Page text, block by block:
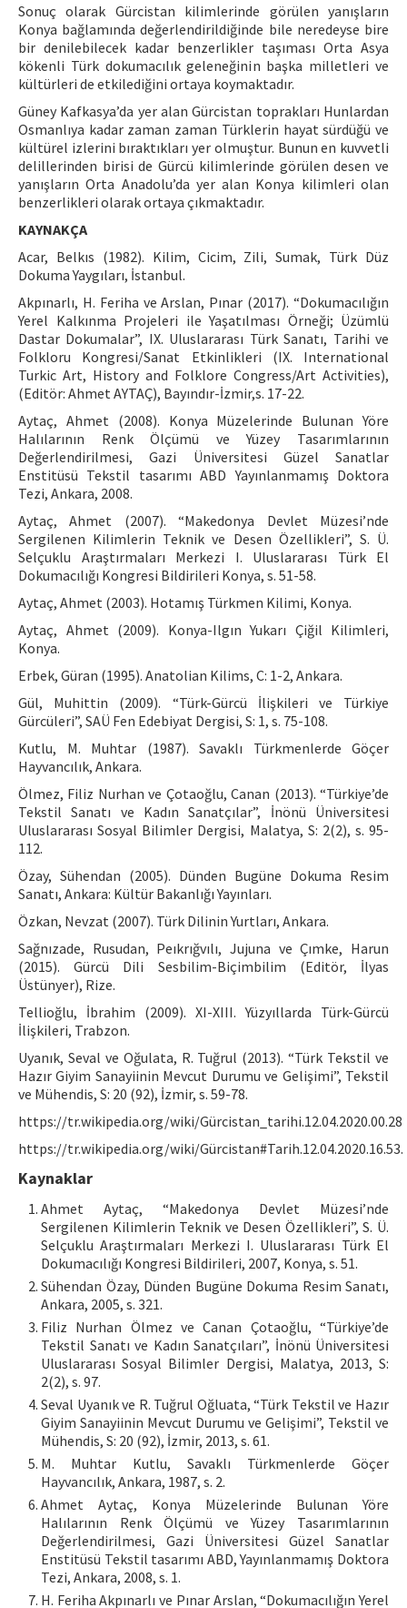
Sonuç olarak Gürcistan kilimlerinde görülen yanışların
Konya bağlamında değerlendirildiğinde bile neredeyse bire
bir denilebilecek kadar benzerlikler taşıması Orta Asya
kökenli Türk dokumacılık geleneğinin başka milletleri ve
kültürleri de etkilediğini ortaya koymaktadır.
Güney Kafkasya’da yer alan Gürcistan toprakları Hunlardan
Osmanlıya kadar zaman zaman Türklerin hayat sürdüğü ve
kültürel izlerini bıraktıkları yer olmuştur. Bunun en kuvvetli
delillerinden birisi de Gürcü kilimlerinde görülen desen ve
yanışların Orta Anadolu’da yer alan Konya kilimleri olan
benzerlikleri olarak ortaya çıkmaktadır.
KAYNAKÇA
Acar, Belkıs (1982). Kilim, Cicim, Zili, Sumak, Türk Düz
Dokuma Yaygıları, İstanbul.
Akpınarlı, H. Feriha ve Arslan, Pınar (2017). “Dokumacılığın
Yerel Kalkınma Projeleri ile Yaşatılması Örneği; Üzümlü
Dastar Dokumalar”, IX. Uluslararası Türk Sanatı, Tarihi ve
Folkloru Kongresi/Sanat Etkinlikleri (IX. International
Turkic Art, History and Folklore Congress/Art Activities),
(Editör: Ahmet AYTAÇ), Bayındır-İzmir,s. 17-22.
Aytaç, Ahmet (2008). Konya Müzelerinde Bulunan Yöre
Halılarının Renk Ölçümü ve Yüzey Tasarımlarının
Değerlendirilmesi, Gazi Üniversitesi Güzel Sanatlar
Enstitüsü Tekstil tasarımı ABD Yayınlanmamış Doktora
Tezi, Ankara, 2008.
Aytaç, Ahmet (2007). “Makedonya Devlet Müzesi’nde
Sergilenen Kilimlerin Teknik ve Desen Özellikleri”, S. Ü.
Selçuklu Araştırmaları Merkezi I. Uluslararası Türk El
Dokumacılığı Kongresi Bildirileri Konya, s. 51-58.
Aytaç, Ahmet (2003). Hotamış Türkmen Kilimi, Konya.
Aytaç, Ahmet (2009). Konya-Ilgın Yukarı Çiğil Kilimleri,
Konya.
Erbek, Güran (1995). Anatolian Kilims, C: 1-2, Ankara.
Gül, Muhittin (2009). “Türk-Gürcü İlişkileri ve Türkiye
Gürcüleri”, SAÜ Fen Edebiyat Dergisi, S: 1, s. 75-108.
Kutlu, M. Muhtar (1987). Savaklı Türkmenlerde Göçer
Hayvancılık, Ankara.
Ölmez, Filiz Nurhan ve Çotaoğlu, Canan (2013). “Türkiye’de
Tekstil Sanatı ve Kadın Sanatçılar”, İnönü Üniversitesi
Uluslararası Sosyal Bilimler Dergisi, Malatya, S: 2(2), s. 95-
112.
Özay, Sühendan (2005). Dünden Bugüne Dokuma Resim
Sanatı, Ankara: Kültür Bakanlığı Yayınları.
Özkan, Nevzat (2007). Türk Dilinin Yurtları, Ankara.
Sağnızade, Rusudan, Peıkrığvılı, Jujuna ve Çımke, Harun
(2015). Gürcü Dili Sesbilim-Biçimbilim (Editör, İlyas
Üstünyer), Rize.
Tellioğlu, İbrahim (2009). XI-XIII. Yüzyıllarda Türk-Gürcü
İlişkileri, Trabzon.
Uyanık, Seval ve Oğulata, R. Tuğrul (2013). “Türk Tekstil ve
Hazır Giyim Sanayiinin Mevcut Durumu ve Gelişimi”, Tekstil
ve Mühendis, S: 20 (92), İzmir, s. 59-78.
https://tr.wikipedia.org/wiki/Gürcistan_tarihi.12.04.2020.00.28
https://tr.wikipedia.org/wiki/Gürcistan#Tarih.12.04.2020.16.53.
Kaynaklar
Ahmet Aytaç, “Makedonya Devlet Müzesi’nde
Sergilenen Kilimlerin Teknik ve Desen Özellikleri”, S. Ü.
Selçuklu Araştırmaları Merkezi I. Uluslararası Türk El
Dokumacılığı Kongresi Bildirileri, 2007, Konya, s. 51.
Sühendan Özay, Dünden Bugüne Dokuma Resim Sanatı,
Ankara, 2005, s. 321.
Filiz Nurhan Ölmez ve Canan Çotaoğlu, “Türkiye’de
Tekstil Sanatı ve Kadın Sanatçıları”, İnönü Üniversitesi
Uluslararası Sosyal Bilimler Dergisi, Malatya, 2013, S:
2(2), s. 97.
Seval Uyanık ve R. Tuğrul Oğluata, “Türk Tekstil ve Hazır
Giyim Sanayiinin Mevcut Durumu ve Gelişimi”, Tekstil ve
Mühendis, S: 20 (92), İzmir, 2013, s. 61.
M. Muhtar Kutlu, Savaklı Türkmenlerde Göçer
Hayvancılık, Ankara, 1987, s. 2.
Ahmet Aytaç, Konya Müzelerinde Bulunan Yöre
Halılarının Renk Ölçümü ve Yüzey Tasarımlarının
Değerlendirilmesi, Gazi Üniversitesi Güzel Sanatlar
Enstitüsü Tekstil tasarımı ABD, Yayınlanmamış Doktora
Tezi, Ankara, 2008, s. 1.
H. Feriha Akpınarlı ve Pınar Arslan, “Dokumacılığın Yerel